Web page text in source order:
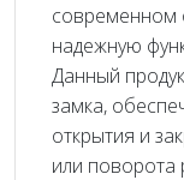
современном
надежную
Данный
замка,
открытия и
или поворота